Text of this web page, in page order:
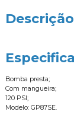
Bomba presta;
Com mangueira;
120 PSI;
Modelo: GP87SE.